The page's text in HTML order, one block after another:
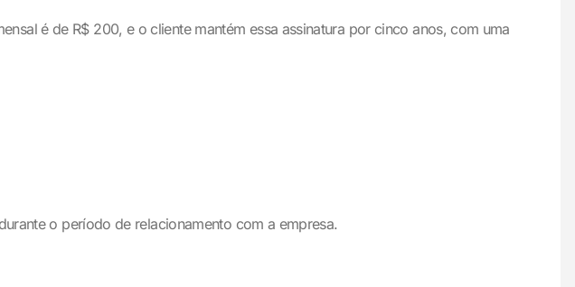
é de R$ 200, e o cliente mantém essa assinatura por cinco anos, com uma
o período de relacionamento com a empresa.